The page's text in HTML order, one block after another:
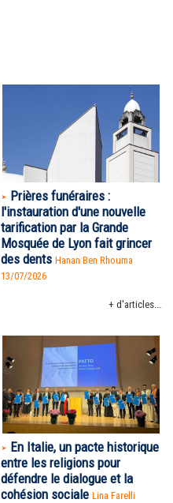
Prières funéraires :
l'instauration d'une nouvelle
tarification par la Grande
Mosquée de Lyon fait grincer
des dents Hanan Ben Rhouma
13/07/2026
+ d'articles...
En Italie, un pacte historique
entre les religions pour
défendre le dialogue et la
cohésion sociale Lina Farelli